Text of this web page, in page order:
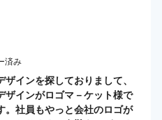
済み
インを探しておりまして、
ザインがロゴマ－ケット様で
。社員もやっと会社のロゴが